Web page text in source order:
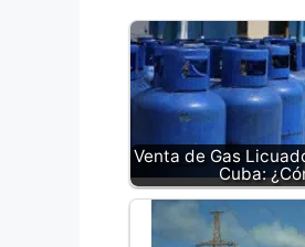
Venta de Gas
Cuba: